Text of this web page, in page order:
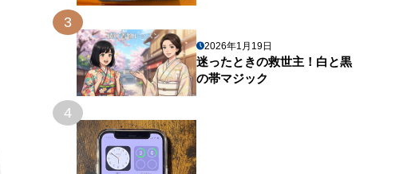
3
2026年1月19日
迷ったときの救世主！白と黒
の帯マジック
4